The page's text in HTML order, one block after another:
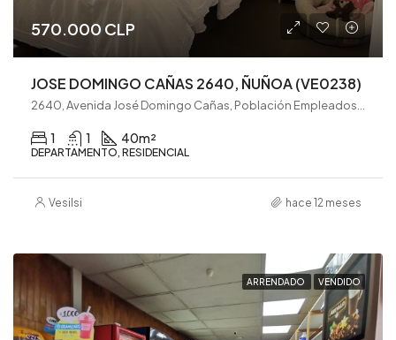
570.000 CLP
JOSE DOMINGO CAÑAS 2640, ÑUÑOA (VE0238)
1 1 40m²
DEPARTAMENTO, RESIDENCIAL
Vesilsi hace 12 meses
ARRENDADO VENDIDO